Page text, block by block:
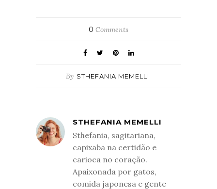
0 Comments
By STHEFANIA MEMELLI
STHEFANIA MEMELLI
Sthefania, sagitariana,
capixaba na certidão e
carioca no coração.
Apaixonada por gatos,
comida japonesa e gente